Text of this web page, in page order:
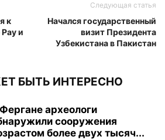
к
и
Следующая статья
Начался государственный
визит Президента
Узбекистана в Пакистан
БЫТЬ ИНТЕРЕСНО
археологи
сооружения
более двух тысяч...